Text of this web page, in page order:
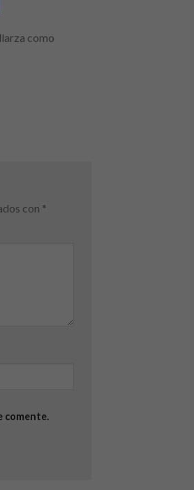
como
con *
comente.